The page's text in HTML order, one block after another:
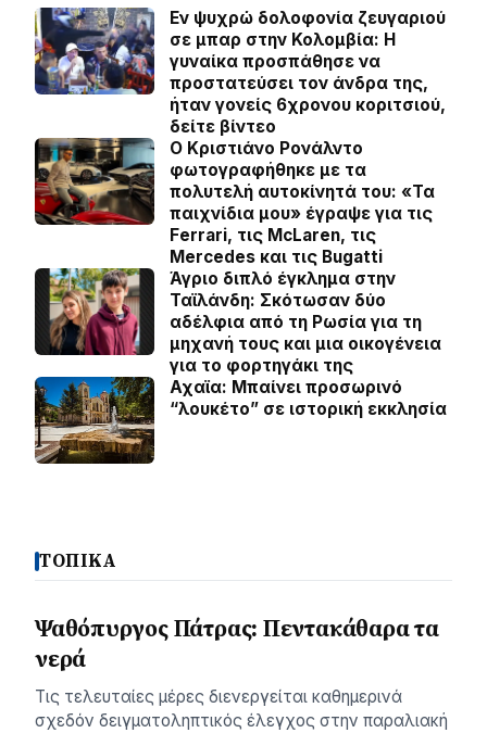
Εν ψυχρώ δολοφονία ζευγαριού
σε μπαρ στην Κολομβία: Η
γυναίκα προσπάθησε να
προστατεύσει τον άνδρα της,
ήταν γονείς 6χρονου κοριτσιού,
δείτε βίντεο
Ο Κριστιάνο Ρονάλντο
φωτογραφήθηκε με τα
πολυτελή αυτοκίνητά του: «Τα
παιχνίδια μου» έγραψε για τις
Ferrari, τις McLaren, τις
Mercedes και τις Bugatti
Άγριο διπλό έγκλημα στην
Ταϊλάνδη: Σκότωσαν δύο
αδέλφια από τη Ρωσία για τη
μηχανή τους και μια οικογένεια
για το φορτηγάκι της
Αχαϊα: Μπαίνει προσωρινό
“λουκέτο” σε ιστορική εκκλησία
ΤΟΠΙΚΑ
Ψαθόπυργος Πάτρας: Πεντακάθαρα τα
νερά
Τις τελευταίες μέρες διενεργείται καθημερινά
σχεδόν δειγματοληπτικός έλεγχος στην παραλιακή